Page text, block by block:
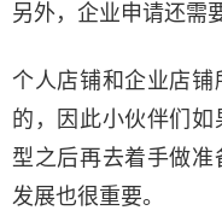
另外，企业申请还需
个人店铺和企业店
的，因此小伙伴们
型之后再去着手做
发展也很重要。